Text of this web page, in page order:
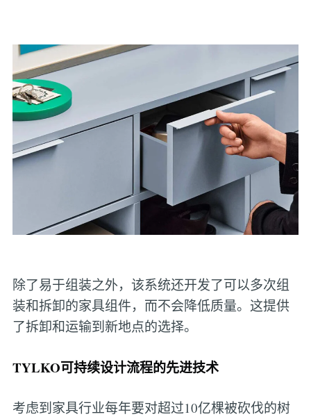
除了易于组装之外，该系统还开发了可以多次组
装和拆卸的家具组件，而不会降低质量。这提供
了拆卸和运输到新地点的选择。
TYLKO可持续设计流程的先进技术
考虑到家具行业每年要对超过10亿棵被砍伐的树